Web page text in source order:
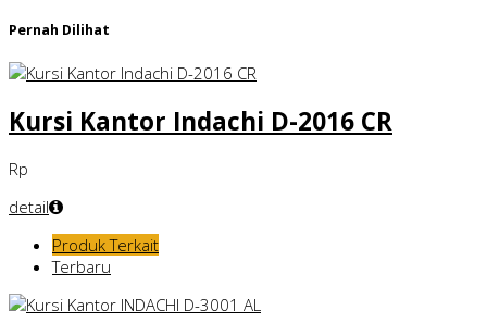
Pernah Dilihat
Kursi Kantor Indachi D-2016 CR
Rp
detail
Produk Terkait
Terbaru